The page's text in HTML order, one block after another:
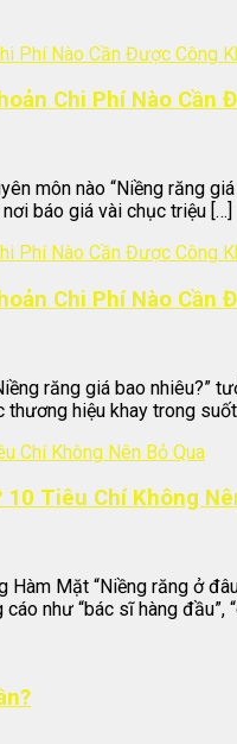
Chi Phí Nào Cần
môn nào “Niềng răng
báo giá vài chục triệu […]
Chi Phí Nào Cần
răng giá bao
hiệu khay trong
Tiêu Chí Không
Hàm Mặt “Niềng răng ở
như “bác sĩ hàng đầu”,